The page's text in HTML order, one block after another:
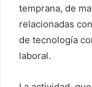
temprana, de
relacionadas
de tecnología
laboral.